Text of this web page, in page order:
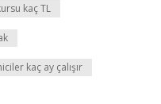
kaç TL
kaç ay çalışır